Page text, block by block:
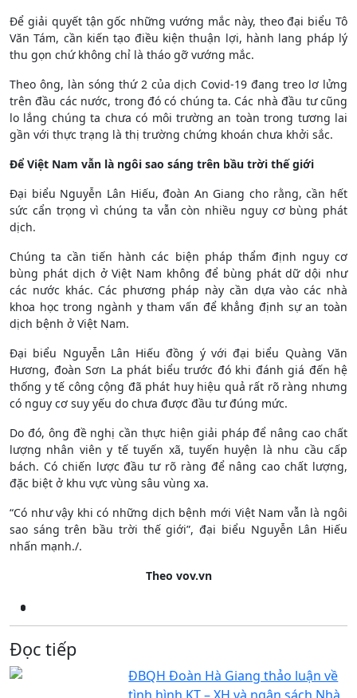
Để giải quyết tận gốc những vướng mắc này, theo đại biểu Tô
Văn Tám, cần kiến tạo điều kiện thuận lợi, hành lang pháp lý
thu gọn chứ không chỉ là tháo gỡ vướng mắc.
Theo ông, làn sóng thứ 2 của dịch Covid-19 đang treo lơ lửng
trên đầu các nước, trong đó có chúng ta. Các nhà đầu tư cũng
lo lắng chúng ta chưa có môi trường an toàn trong tương lai
gần với thực trạng là thị trường chứng khoán chưa khởi sắc.
Để Việt Nam vẫn là ngôi sao sáng trên bầu trời thế giới
Đại biểu Nguyễn Lân Hiếu, đoàn An Giang cho rằng, cần hết
sức cẩn trọng vì chúng ta vẫn còn nhiều nguy cơ bùng phát
dịch.
Chúng ta cần tiến hành các biện pháp thẩm định nguy cơ
bùng phát dịch ở Việt Nam không để bùng phát dữ dội như
các nước khác. Các phương pháp này cần dựa vào các nhà
khoa học trong ngành y tham vấn để khẳng định sự an toàn
dịch bệnh ở Việt Nam.
Đại biểu Nguyễn Lân Hiếu đồng ý với đại biểu Quàng Văn
Hương, đoàn Sơn La phát biểu trước đó khi đánh giá đến hệ
thống y tế công cộng đã phát huy hiệu quả rất rõ ràng nhưng
có nguy cơ suy yếu do chưa được đầu tư đúng mức.
Do đó, ông đề nghị cần thực hiện giải pháp để nâng cao chất
lượng nhân viên y tế tuyến xã, tuyến huyện là nhu cầu cấp
bách. Có chiến lược đầu tư rõ ràng để nâng cao chất lượng,
đặc biệt ở khu vực vùng sâu vùng xa.
“Có như vậy khi có những dịch bệnh mới Việt Nam vẫn là ngôi
sao sáng trên bầu trời thế giới”, đại biểu Nguyễn Lân Hiếu
nhấn mạnh./.
Theo vov.vn
Đọc tiếp
ĐBQH Đoàn Hà Giang thảo luận về